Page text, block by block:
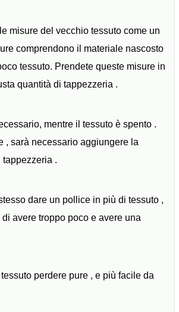
misure del vecchio tessuto come un
comprendono il materiale nascosto
tessuto. Prendete queste misure in
quantità di tappezzeria .
mentre il tessuto è spento .
, sarà necessario aggiungere la
tappezzeria .
dare un pollice in più di tessuto ,
avere troppo poco e avere una
perdere pure , e più facile da